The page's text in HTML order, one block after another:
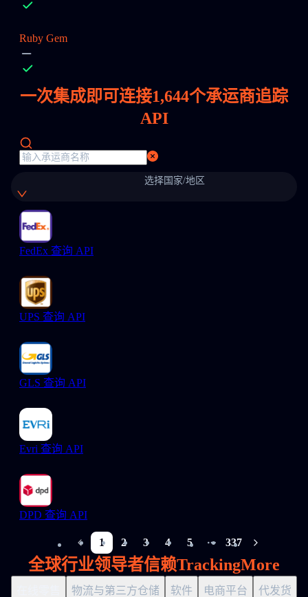
Ruby Gem
一次集成即可连接1,644个承运商追踪
API
选择国家/地区
FedEx 查询 API
UPS 查询 API
GLS 查询 API
Evri 查询 API
DPD 查询 API
1 2 3 4 5
More pages
337
全球行业领导者信赖TrackingMore
物流与第三方仓储 软件 电商平台 代发货